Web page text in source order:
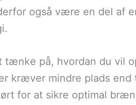
også være en del af
tænke på, hvordan du vil
kræver mindre plads end
for at sikre optimal